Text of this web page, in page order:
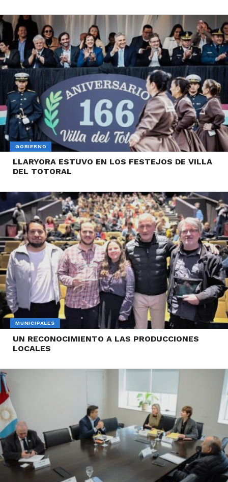
GOBIERNO
LLARYORA ESTUVO EN LOS FESTEJOS DE VILLA
DEL TOTORAL
MUNICIPALES
UN RECONOCIMIENTO A LAS PRODUCCIONES
LOCALES